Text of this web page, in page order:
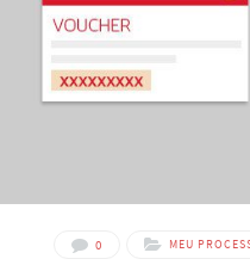
0 MEU